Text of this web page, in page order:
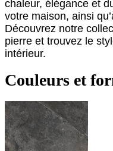
chaleur, élégance et
votre maison, ainsi
Découvrez notre
pierre et trouvez le
intérieur.
Couleurs et